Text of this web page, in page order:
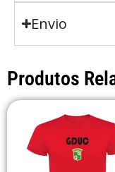
Envio
Produtos